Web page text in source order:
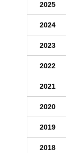
2025
2024
2023
2022
2021
2020
2019
2018